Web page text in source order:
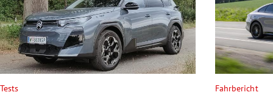
Tests Fahrbericht